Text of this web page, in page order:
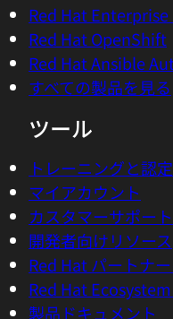
プラットフォ
Red Hat AI
Red Hat Enterprise
Red Hat Ansible
ツール
トレーニングと認定
マイアカウント
カスタマーサポート
開発者向けリソース